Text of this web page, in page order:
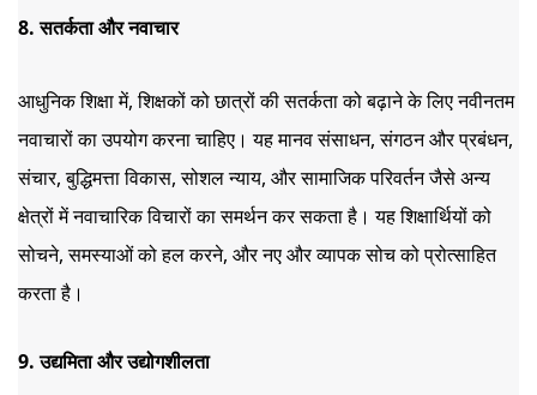
8. सतर्कता और नवाचार
आधुनिक शिक्षा में, शिक्षकों को छात्रों की सतर्कता को बढ़ाने के लिए नवीनतम
नवाचारों का उपयोग करना चाहिए। यह मानव संसाधन, संगठन और प्रबंधन,
संचार, बुद्धिमत्ता विकास, सोशल न्याय, और सामाजिक परिवर्तन जैसे अन्य
क्षेत्रों में नवाचारिक विचारों का समर्थन कर सकता है। यह शिक्षार्थियों को
सोचने, समस्याओं को हल करने, और नए और व्यापक सोच को प्रोत्साहित
करता है।
9. उद्यमिता और उद्योगशीलता